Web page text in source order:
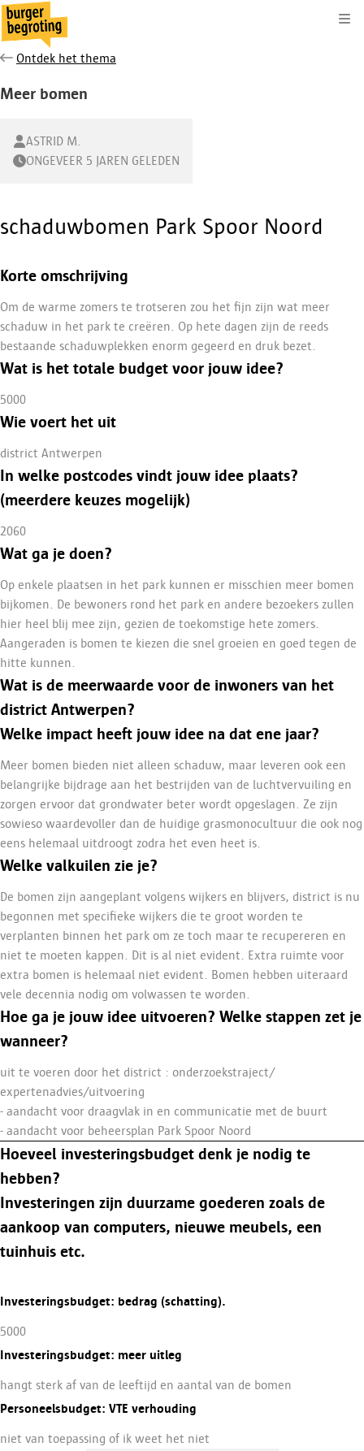
Ontdek het thema
Meer bomen
ASTRID M.
ONGEVEER 5 JAREN GELEDEN
schaduwbomen Park Spoor Noord
Korte omschrijving
Om de warme zomers te trotseren zou het fijn zijn wat meer
schaduw in het park te creëren. Op hete dagen zijn de reeds
bestaande schaduwplekken enorm gegeerd en druk bezet.
Wat is het totale budget voor jouw idee?
5000
Wie voert het uit
district Antwerpen
In welke postcodes vindt jouw idee plaats?
(meerdere keuzes mogelijk)
2060
Wat ga je doen?
Op enkele plaatsen in het park kunnen er misschien meer bomen
bijkomen. De bewoners rond het park en andere bezoekers zullen
hier heel blij mee zijn, gezien de toekomstige hete zomers.
Aangeraden is bomen te kiezen die snel groeien en goed tegen de
hitte kunnen.
Wat is de meerwaarde voor de inwoners van het
district Antwerpen?
Welke impact heeft jouw idee na dat ene jaar?
Meer bomen bieden niet alleen schaduw, maar leveren ook een
belangrijke bijdrage aan het bestrijden van de luchtvervuiling en
zorgen ervoor dat grondwater beter wordt opgeslagen. Ze zijn
sowieso waardevoller dan de huidige grasmonocultuur die ook nog
eens helemaal uitdroogt zodra het even heet is.
Welke valkuilen zie je?
De bomen zijn aangeplant volgens wijkers en blijvers, district is nu
begonnen met specifieke wijkers die te groot worden te
verplanten binnen het park om ze toch maar te recupereren en
niet te moeten kappen. Dit is al niet evident. Extra ruimte voor
extra bomen is helemaal niet evident. Bomen hebben uiteraard
vele decennia nodig om volwassen te worden.
Hoe ga je jouw idee uitvoeren? Welke stappen zet je
wanneer?
uit te voeren door het district : onderzoekstraject/
expertenadvies/uitvoering
- aandacht voor draagvlak in en communicatie met de buurt
- aandacht voor beheersplan Park Spoor Noord
Hoeveel investeringsbudget denk je nodig te
hebben?
Investeringen zijn duurzame goederen zoals de
aankoop van computers, nieuwe meubels, een
tuinhuis etc.
Investeringsbudget: bedrag (schatting).
5000
Investeringsbudget: meer uitleg
hangt sterk af van de leeftijd en aantal van de bomen
Personeelsbudget: VTE verhouding
niet van toepassing of ik weet het niet